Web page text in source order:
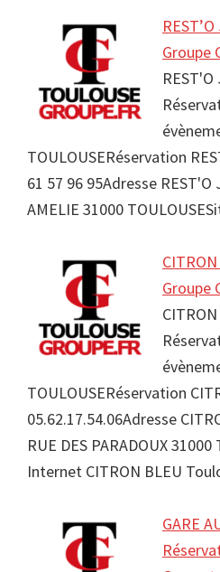
Groupe
TOULOUSERéservation
61 57 96 95Adresse
AMELIE 31000
Groupe
TOULOUSERéservation
05.62.17.54.06Adresse
RUE DES PARADOUX
Internet CITRON BLEU
GARE